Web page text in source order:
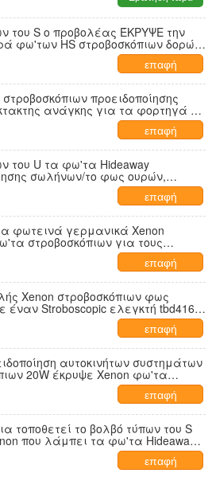
του S ο προβολέας ΈΚΡΥΨΕ την
φω'των HS στροβοσκόπιων δορών
επαφή
προειδοποίησης
ανάγκης για τα φορτηγά με
Xenon τύπων σωλήνα
επαφή
του U τα φω'τα Hideaway
σωλήνων/το φως ουρών,
στροβοσκόπια γωνιών 20W
επαφή
φωτεινά γερμανικά Xenon
στροβοσκόπιων για τους
επαφή
Xenon στροβοσκόπιων φως
έναν Stroboscopic ελεγκτή tbd416c-
επαφή
αυτοκινήτων συστημάτων
20W έκρυψε Xenon φω'τα
ανάγκης δορών τα μακριά
επαφή
τοποθετεί το βολβό τύπων του S
που λάμπει τα φω'τα Hideaway
επαφή